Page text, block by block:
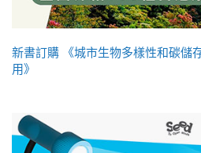
新書訂購 《城市生物多樣性和碳
用》